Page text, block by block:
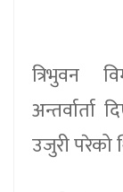
त्रिभुवन
अन्तर्वार्ता
उजुरी परेको